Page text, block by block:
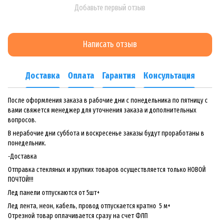
Добавьте первый отзыв
Написать отзыв
Доставка Оплата Гарантия Консультация
После оформления заказа в рабочие дни с понедельника по пятницу с
вами свяжется менеджер для уточнения заказа и дополнительных
вопросов.
В нерабочие дни суббота и воскресенье заказы будут проработаны в
понедельник.
-Доставка
Отправка стекляных и хрупких товаров осуществляется только НОВОЙ
ПОЧТОЙ!!!
Лед панели отпускаются от 5шт+
Лед лента, неон, кабель, провод отпускается кратно 5 м+
Отрезной товар оплачивается сразу на счет ФЛП